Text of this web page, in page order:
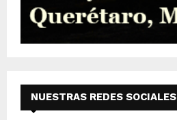
NUESTRAS REDES SOCIALES